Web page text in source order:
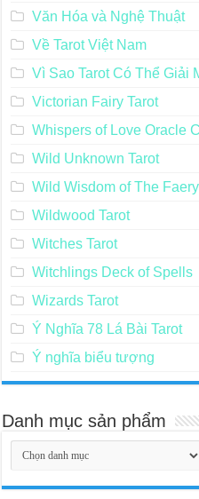
Văn Hóa và Nghệ Thuật
Về Tarot Việt Nam
Vì Sao Tarot Có Thể Giải
Victorian Fairy Tarot
Whispers of Love Oracle
Wild Unknown Tarot
Wild Wisdom of The
Wildwood Tarot
Witches Tarot
Witchlings Deck of Spells
Wizards Tarot
Ý Nghĩa 78 Lá Bài Tarot
Ý nghĩa biểu tượng
Danh mục sản phẩm